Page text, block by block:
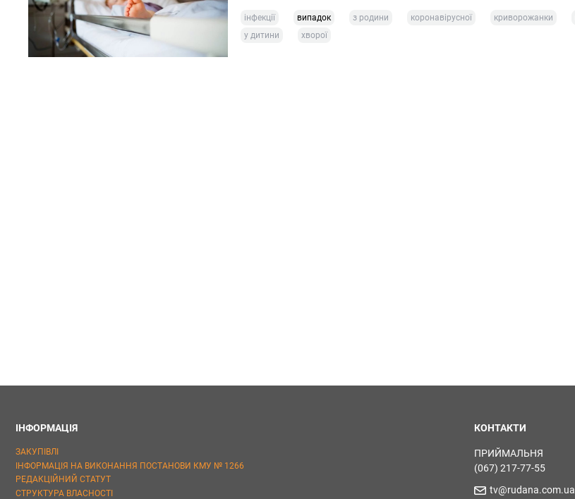
інфекції випадок з родини коронавірусної криворожанки
у дитини
хворої
ІНФОРМАЦІЯ
ЗАКУПІВЛІ
ІНФОРМАЦІЯ НА ВИКОНАННЯ ПОСТАНОВИ КМУ № 1266
РЕДАКЦІЙНИЙ СТАТУТ
СТРУКТУРА ВЛАСНОСТІ
КОНТАКТИ
ПРИЙМАЛЬНЯ
(067) 217-77-55
tv@rudana.com.ua